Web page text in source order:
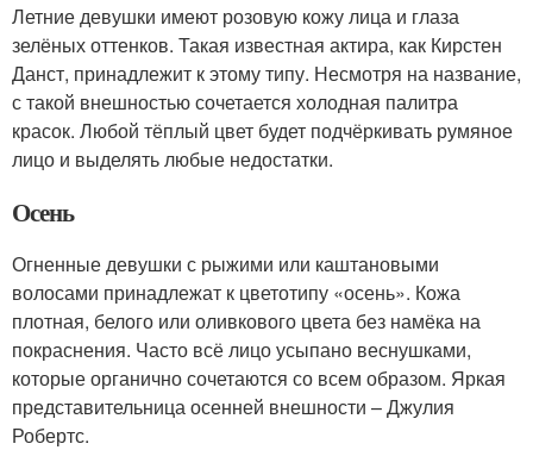
Летние девушки имеют розовую кожу лица и глаза
зелёных оттенков. Такая известная актира, как Кирстен
Данст, принадлежит к этому типу. Несмотря на название,
с такой внешностью сочетается холодная палитра
красок. Любой тёплый цвет будет подчёркивать румяное
лицо и выделять любые недостатки.
Осень
Огненные девушки с рыжими или каштановыми
волосами принадлежат к цветотипу «осень». Кожа
плотная, белого или оливкового цвета без намёка на
покраснения. Часто всё лицо усыпано веснушками,
которые органично сочетаются со всем образом. Яркая
представительница осенней внешности – Джулия
Робертс.